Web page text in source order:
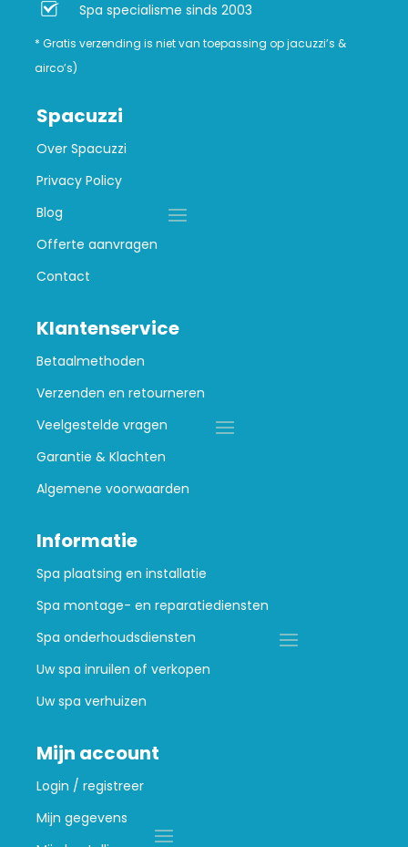
Spa specialisme sinds 2003
* Gratis verzending is niet van toepassing op jacuzzi’s &
airco’s)
Spacuzzi
Over Spacuzzi
Privacy Policy
Blog
Offerte aanvragen
Contact
Klantenservice
Betaalmethoden
Verzenden en retourneren
Veelgestelde vragen
Garantie & Klachten
Algemene voorwaarden
Informatie
Spa plaatsing en installatie
Spa montage- en reparatiediensten
Spa onderhoudsdiensten
Uw spa inruilen of verkopen
Uw spa verhuizen
Mijn account
Login / registreer
Mijn gegevens